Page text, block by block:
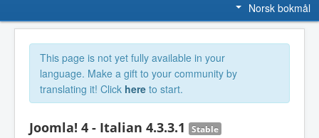
Norsk bokmål
This page is not yet fully available in your
language. Make a gift to your community by
translating it! Click here to start.
Joomla! 4 - Italian 4.3.3.1 Stable